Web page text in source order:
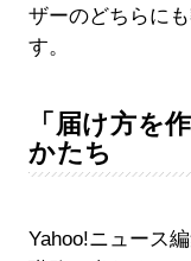
ザーのどちらに
す。
「届け方を
かたち
Yahoo!ニュース